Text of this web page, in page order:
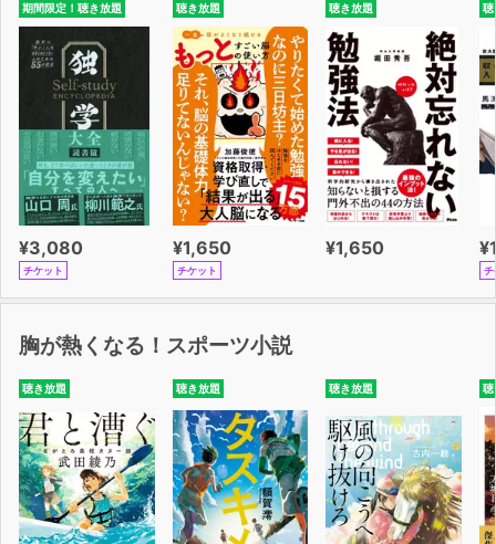
期間限定！聴き放題
¥3,080
チケット
聴き放題
¥1,650
チケット
聴き放題
¥1,650
聴
チ
胸が熱くなる！スポーツ小説
聴き放題 聴き放題 聴き放題 聴